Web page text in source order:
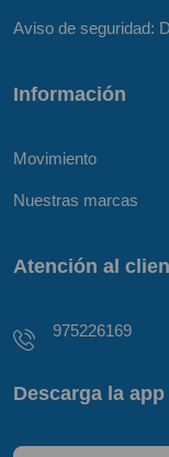
Aviso de seguridad:
Información
Movimiento
Nuestras marcas
Atención al
975226169
Descarga la app